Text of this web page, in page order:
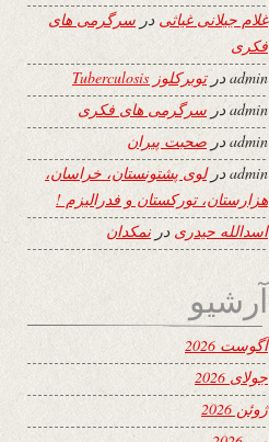
غلام جیلانی غیاثی در سرگرمی های
فکری
adminدرتوبرکلوز Tuberculosis
adminدر سرگرمی های فکری
admin در صحبت پیران
adminدرلوی پشتونستان، خراسان،
هزارستان، تورکستان و فدرالیزم !
اسدالله حیدری درنمکدان
آرشیو
آگوست 2026
جولای 2026
ژوئن 2026